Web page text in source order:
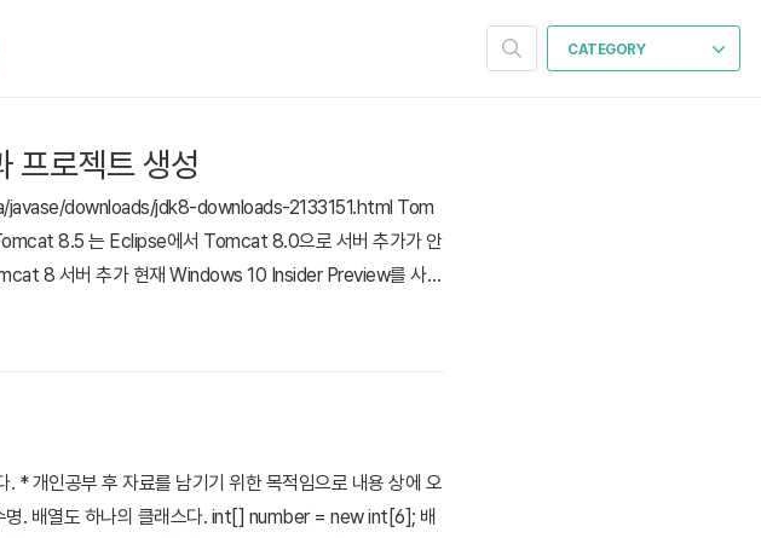
CATEGORY
프로젝트 생성
downloads/jdk8-downloads-2133151.html Tom
8.5 는 Eclipse에서 Tomcat 8.0으로 서버 추가가 안
8 서버 추가 현재 Windows 10 Insider Preview를 사용
않음.. 가능하면 Eclipse를 관리자 권한으..
* 개인공부 후 자료를 남기기 위한 목적임으로 내용 상에 오
명. 배열도 하나의 클래스다. int[] number = new int[6]; 배